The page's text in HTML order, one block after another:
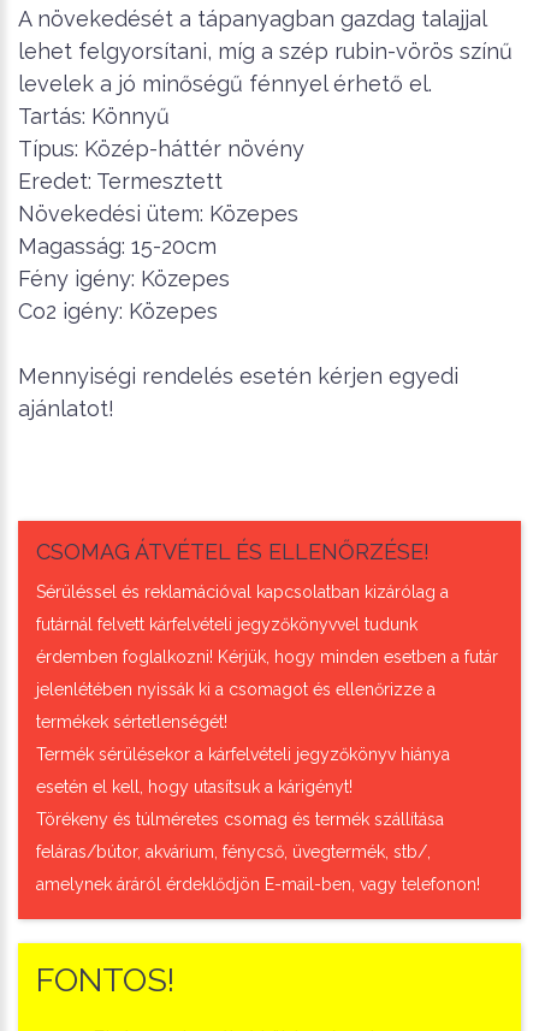
A növekedését a tápanyagban gazdag talajjal
lehet felgyorsítani, míg a szép rubin-vörös színű
levelek a jó minőségű fénnyel érhető el.
Tartás: Könnyű
Típus: Közép-háttér növény
Eredet: Termesztett
Növekedési ütem: Közepes
Magasság: 15-20cm
Fény igény: Közepes
Co2 igény: Közepes
Mennyiségi rendelés esetén kérjen egyedi
ajánlatot!
CSOMAG ÁTVÉTEL ÉS ELLENŐRZÉSE!
Sérüléssel és reklamációval kapcsolatban kizárólag a
futárnál felvett kárfelvételi jegyzőkönyvvel tudunk
érdemben foglalkozni! Kérjük, hogy minden esetben a futár
jelenlétében nyissák ki a csomagot és ellenőrizze a
termékek sértetlenségét!
Termék sérülésekor a kárfelvételi jegyzőkönyv hiánya
esetén el kell, hogy utasítsuk a kárigényt!
Törékeny és túlméretes csomag és termék szállítása
feláras/bútor, akvárium, fénycső, üvegtermék, stb/,
amelynek áráról érdeklődjön E-mail-ben, vagy telefonon!
FONTOS!